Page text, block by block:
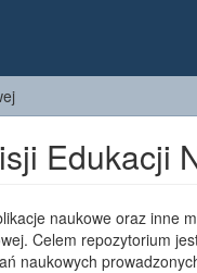
Edukacji
naukowe oraz inne
Celem repozytorium
naukowych